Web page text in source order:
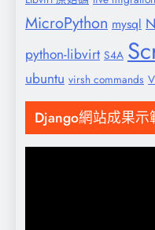
MicroPython mysql
python-libvirt S4A
ubuntu virsh commands
Django網站成果示